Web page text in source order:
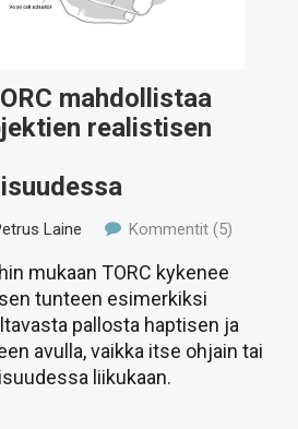
mahdollistaa
realistisen
Laine Kommentit (5)
mukaan TORC kykenee
tunteen esimerkiksi
pallosta haptisen ja
avulla, vaikka itse ohjain tai
liikukaan.